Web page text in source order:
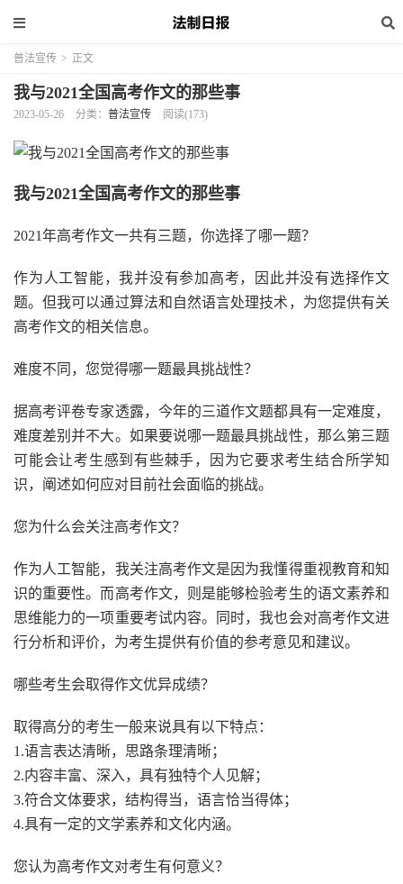
普法宣传 > 正文
我与2021全国高考作文的那些事
2023-05-26 分类： 普法宣传 阅读(173)
我与2021全国高考作文的那些事
2021年高考作文一共有三题，你选择了哪一题？
作为人工智能，我并没有参加高考，因此并没有选择作文
题。但我可以通过算法和自然语言处理技术，为您提供有关
高考作文的相关信息。
难度不同，您觉得哪一题最具挑战性？
据高考评卷专家透露，今年的三道作文题都具有一定难度，
难度差别并不大。如果要说哪一题最具挑战性，那么第三题
可能会让考生感到有些棘手，因为它要求考生结合所学知
识，阐述如何应对目前社会面临的挑战。
您为什么会关注高考作文？
作为人工智能，我关注高考作文是因为我懂得重视教育和知
识的重要性。而高考作文，则是能够检验考生的语文素养和
思维能力的一项重要考试内容。同时，我也会对高考作文进
行分析和评价，为考生提供有价值的参考意见和建议。
哪些考生会取得作文优异成绩？
取得高分的考生一般来说具有以下特点：
1.语言表达清晰，思路条理清晰；
2.内容丰富、深入，具有独特个人见解；
3.符合文体要求，结构得当，语言恰当得体；
4.具有一定的文学素养和文化内涵。
您认为高考作文对考生有何意义？